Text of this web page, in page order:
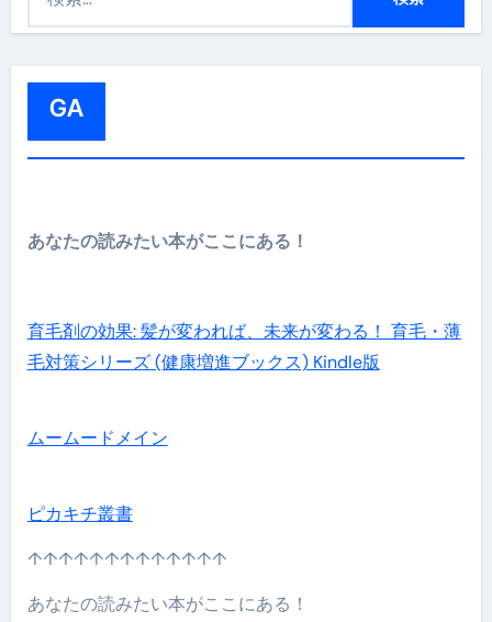
GA
あなたの読みたい本がここにある！
育毛剤の効果: 髪が変われば、未来が変わる！ 育毛・薄
毛対策シリーズ (健康増進ブックス) Kindle版
ムームードメイン
ピカキチ叢書
↑↑↑↑↑↑↑↑↑↑↑↑↑
あなたの読みたい本がここにある！